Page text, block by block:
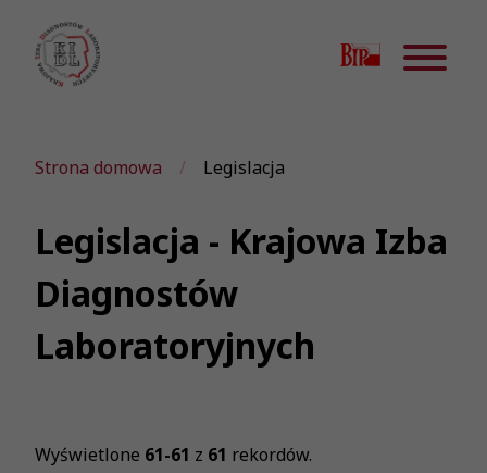
Strona domowa Legislacja
Legislacja - Krajowa Izba
Diagnostów
Laboratoryjnych
Wyświetlone 61-61 z 61 rekordów.